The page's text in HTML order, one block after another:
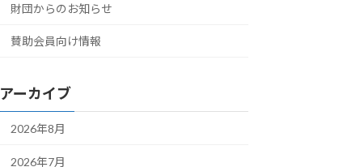
財団からのお知らせ
賛助会員向け情報
アーカイブ
2026年8月
2026年7月